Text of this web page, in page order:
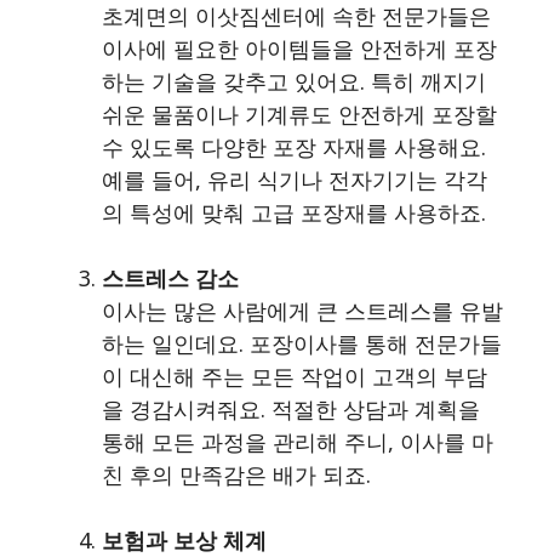
초계면의 이삿짐센터에 속한 전문가들은
이사에 필요한 아이템들을 안전하게 포장
하는 기술을 갖추고 있어요. 특히 깨지기
쉬운 물품이나 기계류도 안전하게 포장할
수 있도록 다양한 포장 자재를 사용해요.
예를 들어, 유리 식기나 전자기기는 각각
의 특성에 맞춰 고급 포장재를 사용하죠.
스트레스 감소
이사는 많은 사람에게 큰 스트레스를 유발
하는 일인데요. 포장이사를 통해 전문가들
이 대신해 주는 모든 작업이 고객의 부담
을 경감시켜줘요. 적절한 상담과 계획을
통해 모든 과정을 관리해 주니, 이사를 마
친 후의 만족감은 배가 되죠.
보험과 보상 체계